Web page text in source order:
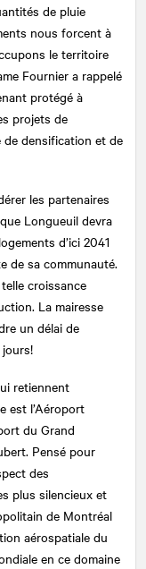
de pluie
nous forcent à
le territoire
Fournier a rappelé
protégé à
projets de
densification et de
les partenaires
Longueuil devra
d’ici 2041
de sa communauté.
croissance
La mairesse
un délai de
retiennent
est l’Aéroport
du Grand
Pensé pour
des
plus silencieux et
de Montréal
aérospatiale du
en ce domaine